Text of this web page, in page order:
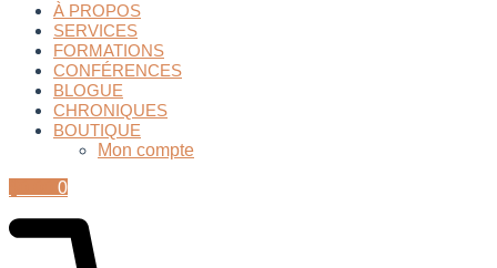
À PROPOS
SERVICES
FORMATIONS
CONFÉRENCES
BLOGUE
CHRONIQUES
BOUTIQUE
Mon compte
0